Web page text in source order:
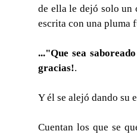
de ella le dejó solo un
escrita con una pluma
..."Que sea
gracias!.
Y él se alejó dando su
Cuentan los que se